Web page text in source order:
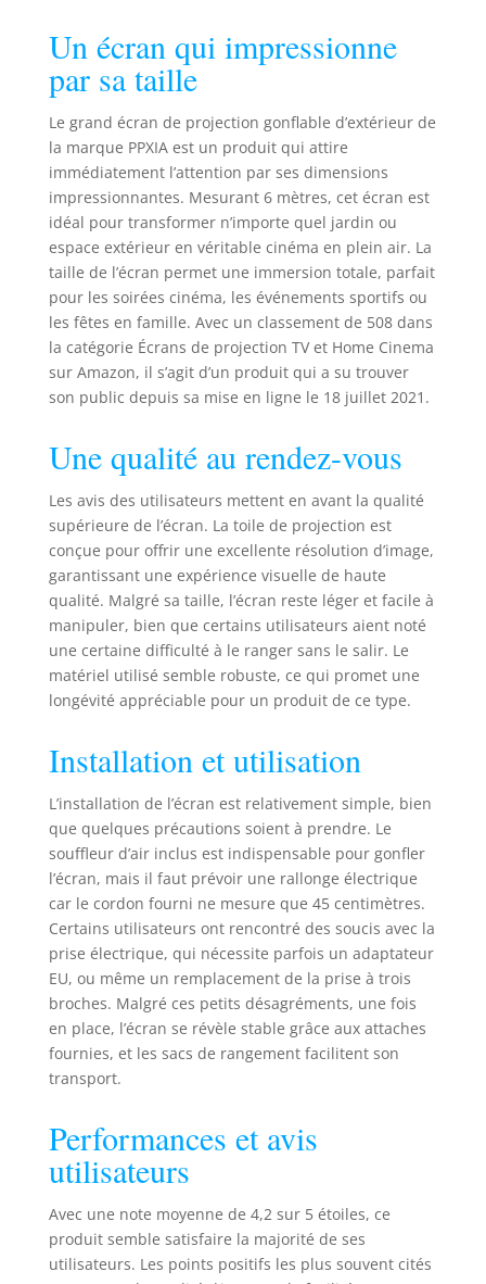
de rangement
quotidien pour
où vous voulez.
Idéal pour les
aventures de
camping, les
pique-niques, les
anniversaires en
plein air, les fêtes
de piscine et les
fêtes de mariage.
Qui plus est,
l'écran est blanc à
l'avant et à
l'arrière, il
une utilisation
avec projection
inversée. Matériau
de haute qualité et
facile à nettoyer :
nous utilisons un
tissu Oxford 210D,
plusieurs
processus de
couture. La taille
de l'écran est plus
grande que les
meilleure. La toile
fabriquée en tissu
de soie plus délicat
avec des velcros
pratiques. Le cadre
noir est fabriqué
en tissu Oxford
plus résistant pour
garantir la
durabilité. Facile à
nettoyer avec un
chiffon et ne se
casse pas. Design
visuelle plus
confortable. Le
l'écran plus haut
du sol, de sorte
que vous avez le
Un écran qui impressionne
par sa taille
Le grand écran de projection gonflable d’extérieur de
la marque PPXIA est un produit qui attire
immédiatement l’attention par ses dimensions
impressionnantes. Mesurant 6 mètres, cet écran est
idéal pour transformer n’importe quel jardin ou
espace extérieur en véritable cinéma en plein air. La
taille de l’écran permet une immersion totale, parfait
pour les soirées cinéma, les événements sportifs ou
les fêtes en famille. Avec un classement de 508 dans
la catégorie Écrans de projection TV et Home Cinema
sur Amazon, il s’agit d’un produit qui a su trouver
son public depuis sa mise en ligne le 18 juillet 2021.
Une qualité au rendez-vous
Les avis des utilisateurs mettent en avant la qualité
supérieure de l’écran. La toile de projection est
conçue pour offrir une excellente résolution d’image,
garantissant une expérience visuelle de haute
qualité. Malgré sa taille, l’écran reste léger et facile à
manipuler, bien que certains utilisateurs aient noté
une certaine difficulté à le ranger sans le salir. Le
matériel utilisé semble robuste, ce qui promet une
longévité appréciable pour un produit de ce type.
Installation et utilisation
L’installation de l’écran est relativement simple, bien
que quelques précautions soient à prendre. Le
souffleur d’air inclus est indispensable pour gonfler
l’écran, mais il faut prévoir une rallonge électrique
car le cordon fourni ne mesure que 45 centimètres.
Certains utilisateurs ont rencontré des soucis avec la
prise électrique, qui nécessite parfois un adaptateur
EU, ou même un remplacement de la prise à trois
broches. Malgré ces petits désagréments, une fois
en place, l’écran se révèle stable grâce aux attaches
fournies, et les sacs de rangement facilitent son
transport.
Performances et avis
utilisateurs
Avec une note moyenne de 4,2 sur 5 étoiles, ce
produit semble satisfaire la majorité de ses
utilisateurs. Les points positifs les plus souvent cités